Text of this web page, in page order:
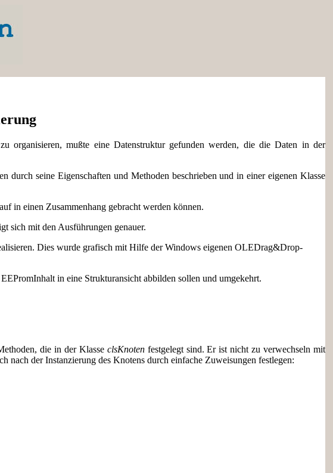
organisieren, mußte eine Datenstruktur gefunden werden, die die Daten in der
seine Eigenschaften und Methoden beschrieben und in einer eigenen Klasse
in einen Zusammenhang gebracht werden können.
sich mit den Ausführungen genauer.
Dies wurde grafisch mit Hilfe der Windows eigenen OLEDrag&Drop-
in eine Strukturansicht abbilden sollen und umgekehrt.
die in der Klasse clsKnotenfestgelegt sind. Er ist nicht zu verwechseln mit
nach der Instanzierung des Knotens durch einfache Zuweisungen festlegen: